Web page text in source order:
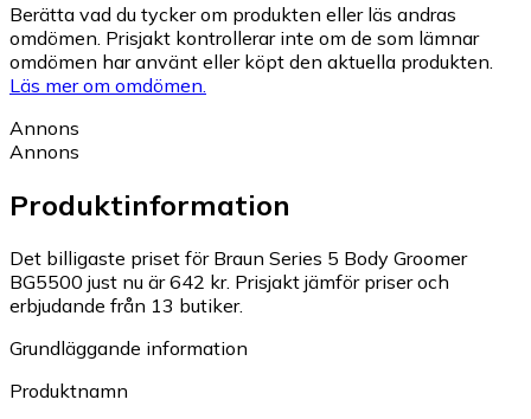
Berätta vad du tycker om produkten eller läs andras
omdömen. Prisjakt kontrollerar inte om de som lämnar
omdömen har använt eller köpt den aktuella produkten.
Läs mer om omdömen.
Annons
Annons
Produktinformation
Det billigaste priset för Braun Series 5 Body Groomer
BG5500 just nu är 642 kr. Prisjakt jämför priser och
erbjudande från 13 butiker.
Grundläggande information
Produktnamn